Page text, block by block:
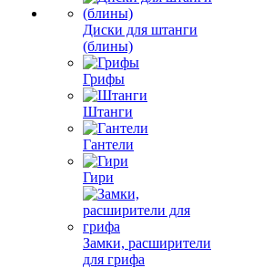
Диски для штанги
(блины)
Грифы
Штанги
Гантели
Гири
Замки, расширители
для грифа